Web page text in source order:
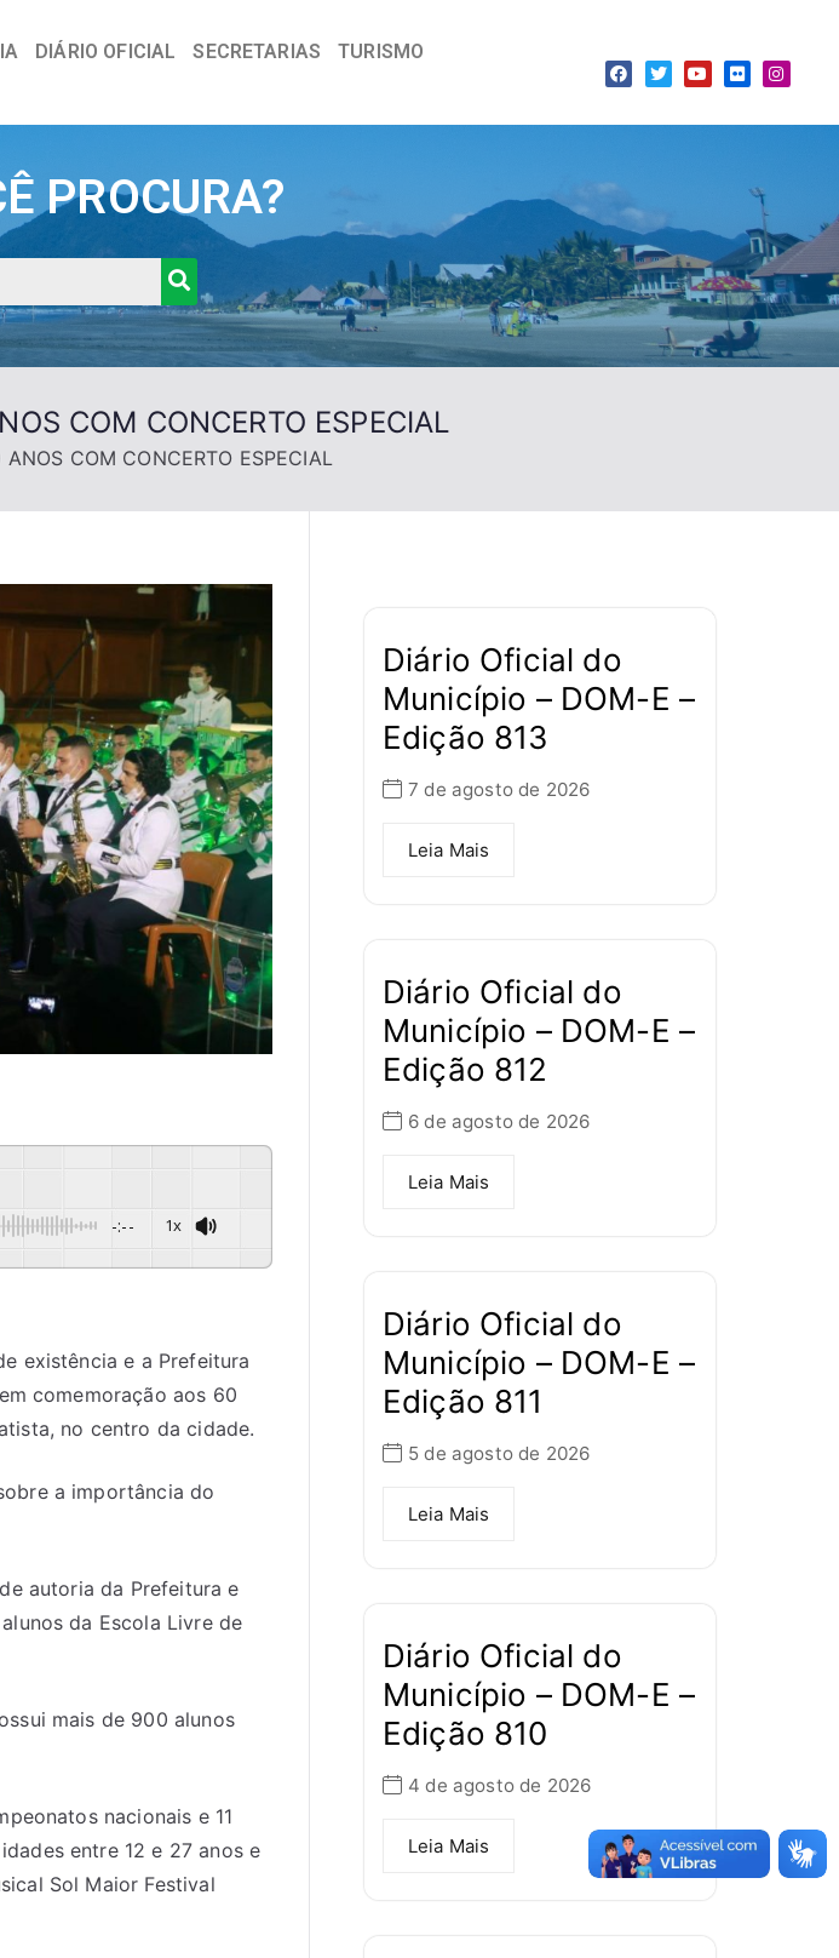
DIÁRIO OFICIAL SECRETARIAS TURISMO
PROCURA?
COM CONCERTO ESPECIAL
COM CONCERTO ESPECIAL
-:-- 1x
existência e a Prefeitura
comemoração aos 60
no centro da cidade.
a importância do
autoria da Prefeitura e
da Escola Livre de
mais de 900 alunos
nacionais e 11
entre 12 e 27 anos e
Sol Maior Festival
Diário Oficial do
Município – DOM-E –
Edição 813
7 de agosto de 2026
Leia Mais
Diário Oficial do
Município – DOM-E –
Edição 812
6 de agosto de 2026
Leia Mais
Diário Oficial do
Município – DOM-E –
Edição 811
5 de agosto de 2026
Leia Mais
Diário Oficial do
Município – DOM-E –
Edição 810
4 de agosto de 2026
Leia Mais